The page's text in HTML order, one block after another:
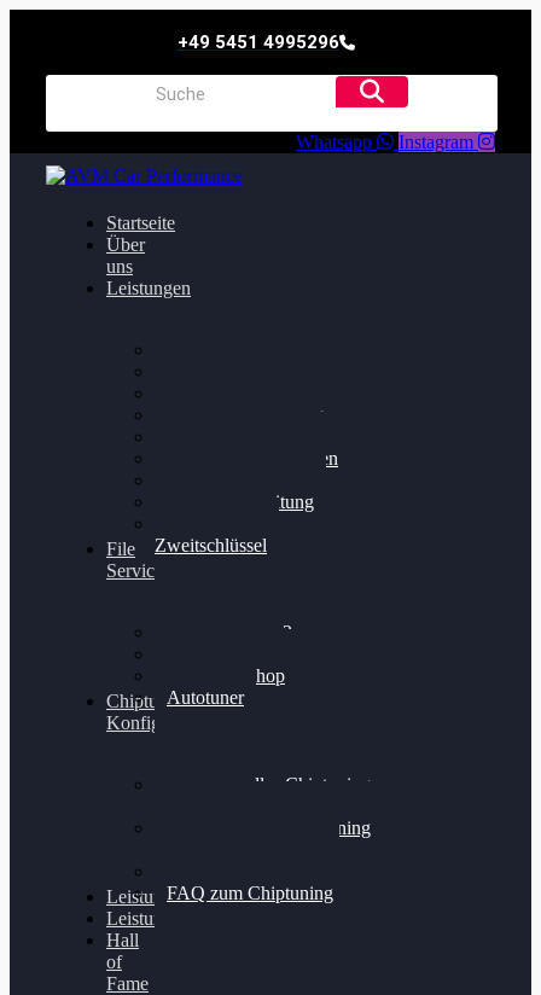
+49 5451 4995296
Whatsapp Instagram
Startseite
Über
uns
Leistungen
Getriebeoptimierung
Bremsscheiben planen
Felgenaufbereitung
Zweitschlüssel
File
Service
Alientech Kess3
Alientech Shop
Autotuner
Chiptuning
Konfigurator
Professionelles Chiptuning
Professionelles Chiptuning
FAQ zum Chiptuning
Leistungsmessung
Leistungsprüfstand
Hall
of
Fame